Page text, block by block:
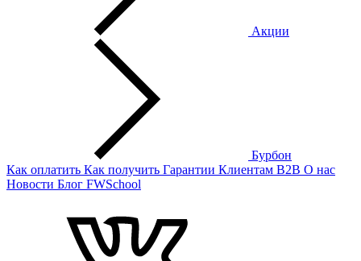
Акции
Бурбон
Как оплатить Как получить Гарантии Клиентам B2B О нас
Новости Блог FWSchool